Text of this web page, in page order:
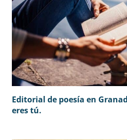
Editorial de poesía en
eres tú.